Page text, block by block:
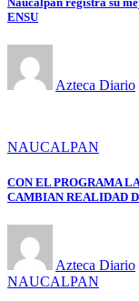
ENSU
Azteca Diario
NAUCALPAN
CON EL PROGRAMA
CAMBIAN REALIDAD
Azteca Diario
NAUCALPAN